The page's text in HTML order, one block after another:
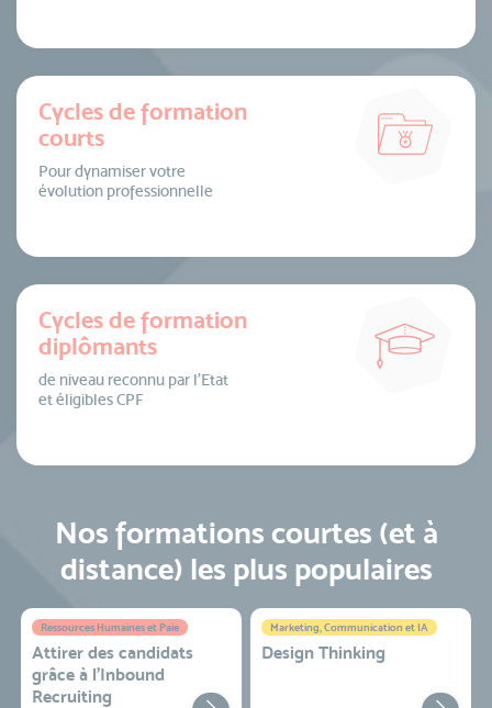
Cycles de formation
courts
Pour dynamiser votre
évolution professionnelle
Cycles de formation
diplômants
de niveau reconnu par l’Etat
et éligibles CPF
Nos formations courtes (et à
distance) les plus populaires
Ressources Humaines et Paie
Attirer des candidats
grâce à l’Inbound
Recruiting
Marketing, Communication et IA
Design Thinking